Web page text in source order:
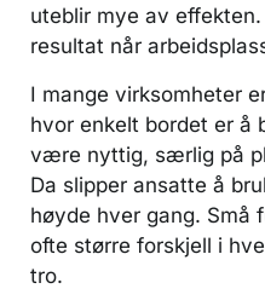
uteblir mye av
resultat når
I mange virksomheter
hvor enkelt bordet er å
være nyttig, særlig på
Da slipper ansatte å
høyde hver gang. Små
ofte større forskjell i
tro.